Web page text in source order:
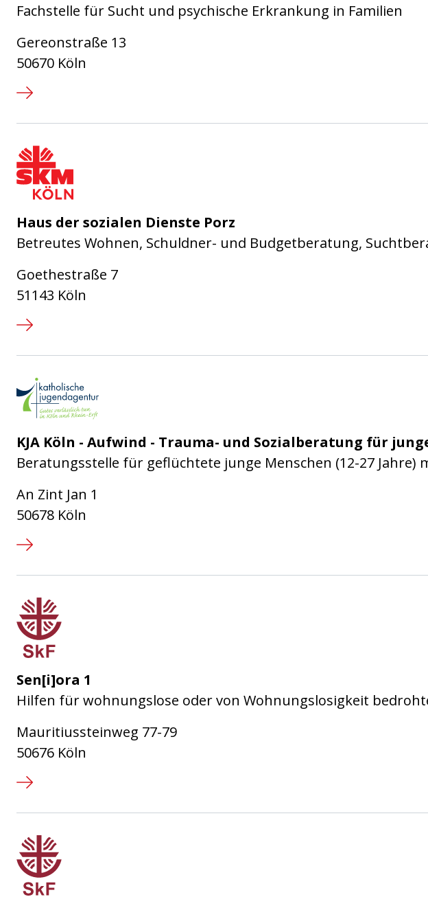
Fachstelle für Sucht und psychische Erkrankung in Familien
Gereonstraße 13
50670 Köln
Haus der sozialen Dienste Porz
Betreutes Wohnen, Schuldner- und Budgetberatung,
Goethestraße 7
51143 Köln
KJA Köln - Aufwind - Trauma- und Sozialberatung für
Beratungsstelle für geflüchtete junge Menschen (12-27
An Zint Jan 1
50678 Köln
Sen[i]ora 1
Hilfen für wohnungslose oder von Wohnungslosigkeit
Mauritiussteinweg 77-79
50676 Köln